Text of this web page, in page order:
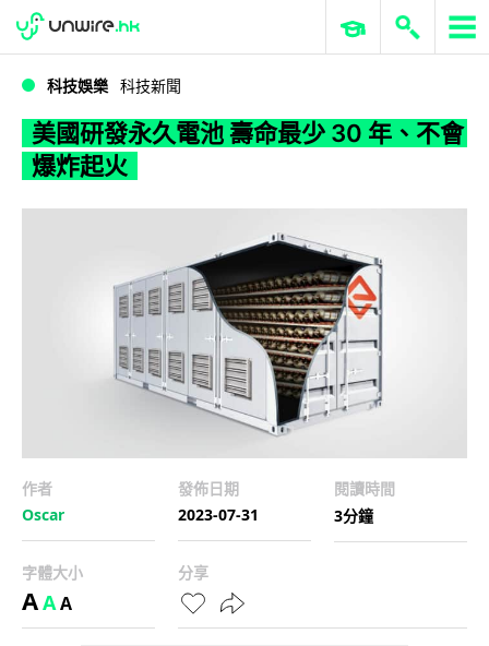
WWDC 2026 ERP 與商業 AI
科技娛樂 科技新聞
美國研發永久電池 壽命最少 30 年、不會
爆炸起火
作者
Oscar
發佈日期
2023-07-31
閱讀時間
3分鐘
字體大小
AAA
分享